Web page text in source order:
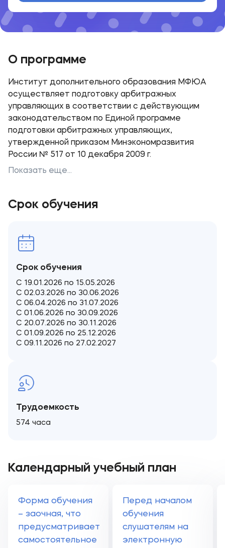
О программе
Институт дополнительного образования МФЮА
осуществляет подготовку арбитражных
управляющих в соответствии с действующим
законодательством по Единой программе
подготовки арбитражных управляющих,
утвержденной приказом Минэкономразвития
России № 517 от 10 декабря 2009 г.
Показать еще...
Срок обучения
Срок обучения
С 19.01.2026 по 15.05.2026
С 02.03.2026 по 30.06.2026
С 06.04.2026 по 31.07.2026
С 01.06.2026 по 30.09.2026
С 20.07.2026 по 30.11.2026
С 01.09.2026 по 25.12.2026
С 09.11.2026 по 27.02.2027
Трудоемкость
574 часа
Календарный учебный план
Форма обучения
– заочная, что
предусматривает
самостоятельное
Перед началом
обучения
слушателям на
электронную